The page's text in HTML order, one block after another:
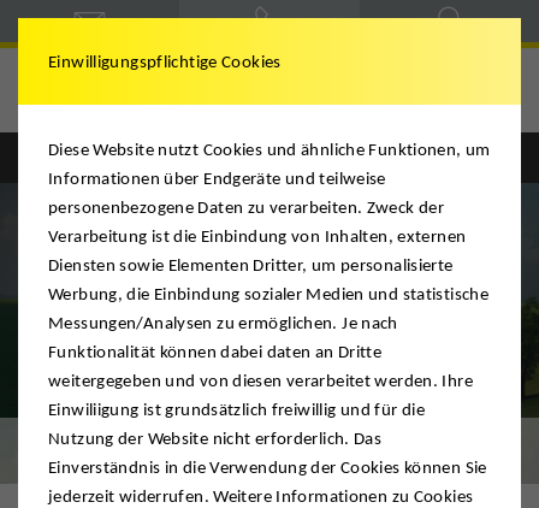
Umzug & Logistik
Einwilligungspflichtige Cookies
Diese Website nutzt Cookies und ähnliche Funktionen, um
Informationen über Endgeräte und teilweise
personenbezogene Daten zu verarbeiten. Zweck der
Verarbeitung ist die Einbindung von Inhalten, externen
Diensten sowie Elementen Dritter, um personalisierte
Werbung, die Einbindung sozialer Medien und statistische
Messungen/Analysen zu ermöglichen. Je nach
Funktionalität können dabei daten an Dritte
weitergegeben und von diesen verarbeitet werden. Ihre
Einwiliigung ist grundsätzlich freiwillig und für die
Nutzung der Website nicht erforderlich. Das
Einverständnis in die Verwendung der Cookies können Sie
jederzeit widerrufen. Weitere Informationen zu Cookies